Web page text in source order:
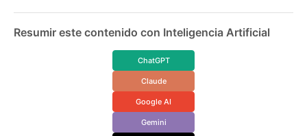
Resumir este contenido con Inteligencia Artificial
ChatGPT
Claude
Google AI
Gemini